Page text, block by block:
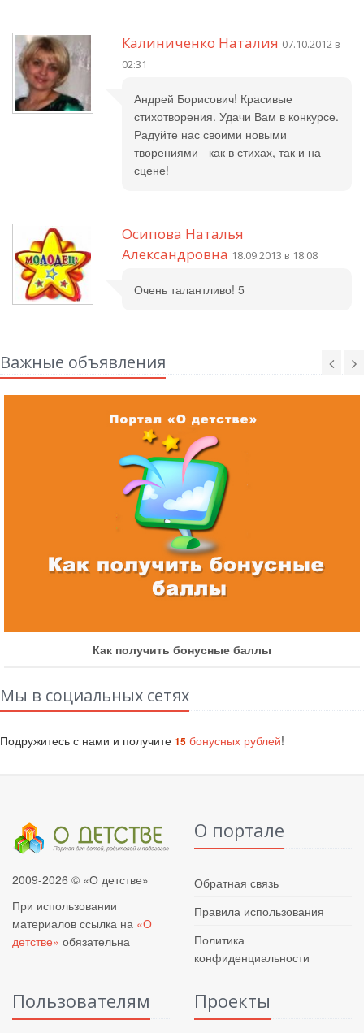
Калиниченко Наталия 07.10.2012 в
02:31
Андрей Борисович! Красивые
стихотворения. Удачи Вам в конкурсе.
Радуйте нас своими новыми
творениями - как в стихах, так и на
сцене!
Осипова Наталья
Александровна 18.09.2013 в 18:08
Очень талантливо! 5
Важные объявления
Как получить бонусные баллы
Мы в социальных сетях
Подружитесь с нами и получите 15 бонусных рублей!
2009-2026 © «О детстве»
При использовании
материалов ссылка на «О
детстве» обязательна
О портале
Обратная связь
Правила использования
Политика
конфиденциальности
Пользователям Проекты